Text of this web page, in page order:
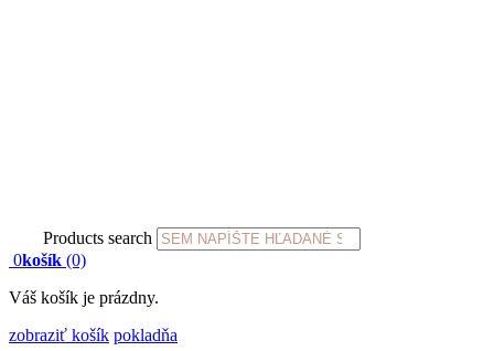
Products search
0košík (0)
Váš košík je prázdny.
zobraziť košík pokladňa